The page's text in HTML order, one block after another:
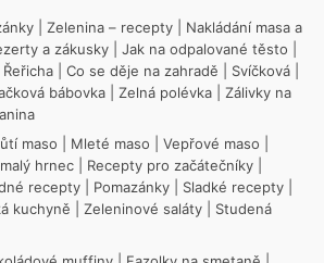
Zelenina – recepty
Nakládání masa a
a zákusky Jak na odpalované těsto
Řeřicha Co se děje na zahradě Svíčková
bábovka Zelná polévka
Zálivky na
maso Mleté maso Vepřové maso
hrnec Recepty pro začátečníky
recepty Pomazánky Sladké recepty
kuchyně Zeleninové saláty
Studená